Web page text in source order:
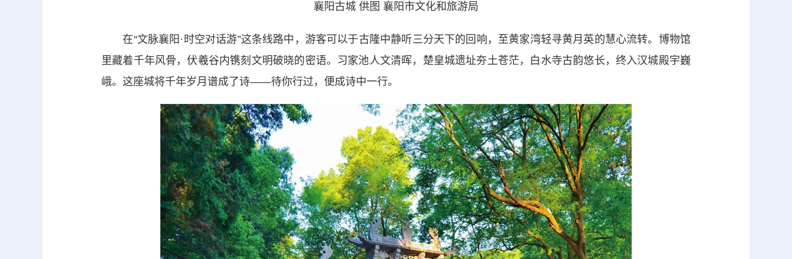
襄阳古城 供图 襄阳市文化和旅游局
在“文脉襄阳·时空对话游”这条线路中，游客可以于古隆中静听三分天下的回响，至黄家湾轻寻黄月英的慧心流转。博物馆
里藏着千年风骨，伏羲谷内镌刻文明破晓的密语。习家池人文清晖，楚皇城遗址夯土苍茫，白水寺古韵悠长，终入汉城殿宇巍
峨。这座城将千年岁月谱成了诗——待你行过，便成诗中一行。